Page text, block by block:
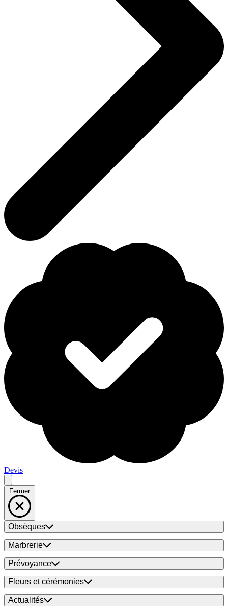
Devis
Fermer
Obsèques
Marbrerie
Prévoyance
Fleurs et cérémonies
Actualités